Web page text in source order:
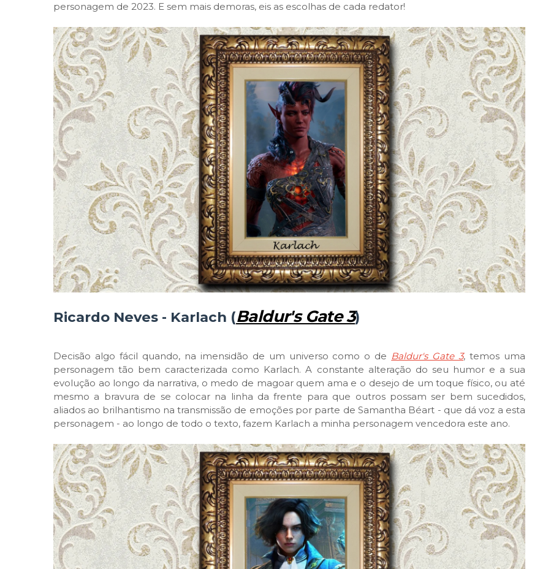
personagem de 2023. E sem mais demoras, eis as escolhas de cada redator!
Ricardo Neves - Karlach (Baldur's Gate 3)
Decisão algo fácil quando, na imensidão de um universo como o de Baldur's Gate 3, temos uma
personagem tão bem caracterizada como Karlach. A constante alteração do seu humor e a sua
evolução ao longo da narrativa, o medo de magoar quem ama e o desejo de um toque físico, ou até
mesmo a bravura de se colocar na linha da frente para que outros possam ser bem sucedidos,
aliados ao brilhantismo na transmissão de emoções por parte de Samantha Béart - que dá voz a esta
personagem - ao longo de todo o texto, fazem Karlach a minha personagem vencedora este ano.